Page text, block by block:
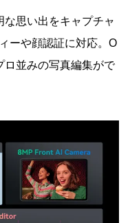
な思い出をキャプチャ
ーや顔認証に対応。O
ロ並みの写真編集がで